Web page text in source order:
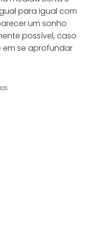
para igual com
um sonho
possível, caso
em se aprofundar